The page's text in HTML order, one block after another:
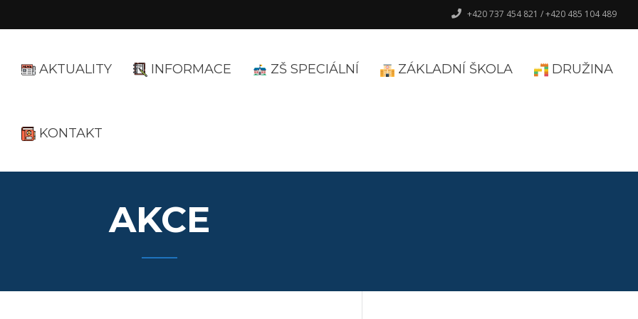
+420 737 454 821 / +420 485 104 489
AKTUALITY INFORMACE ZŠ SPECIÁLNÍ ZÁKLADNÍ ŠKOLA DRUŽINA
KONTAKT
AKCE